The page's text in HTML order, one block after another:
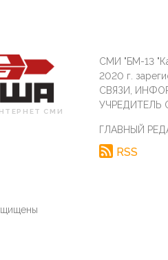
СМИ
СМИ "БМ-13
2020 г.
СВЯЗИ,
УЧРЕДИТЕЛЬ
ГЛАВНЫЙ
RSS